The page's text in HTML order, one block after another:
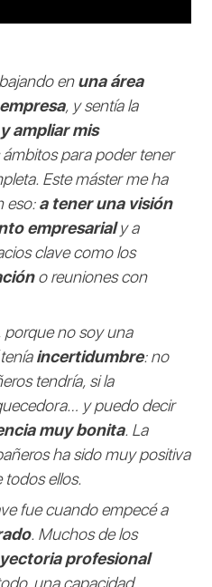
enuna área
, y sentía la
ampliar mis
para poder tener
Este máster me ha
eso:a tener una visión
empresarialy a
clave como los
o reuniones con
porque no soy una
incertidumbre: no
tendría, si la
y puedo decir
muy bonita. La
ha sido muy positiva
ellos.
fue cuando empecé a
. Muchos de los
profesional
una capacidad